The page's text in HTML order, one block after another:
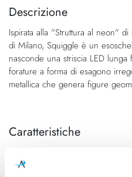
fine
galleria
di
immagini
della
di
immagini
Descrizione
Ispirata alla "Struttura al neon"
di Milano, Squiggle è un
nasconde una striscia LED
forature a forma di esagono
metallica che genera figure
Caratteristiche
1SQH400004ZL0